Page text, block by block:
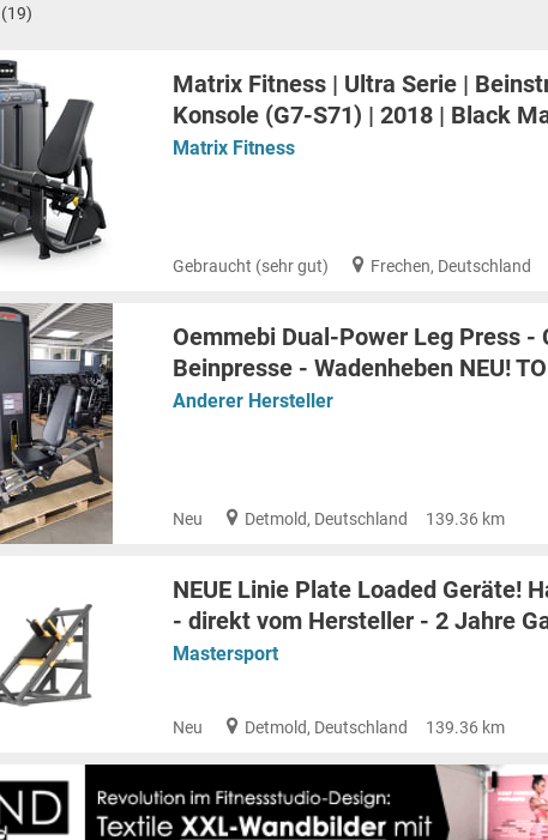
(19)
Matrix Fitness | Ultra Serie |
Konsole (G7-S71) | 2018 | Black
Matrix Fitness
Gebraucht (sehr gut) Frechen, Deutschland
Oemmebi Dual-Power Leg Press -
Beinpresse - Wadenheben NEU!
Anderer Hersteller
Neu Detmold, Deutschland 139.36 km
NEUE Linie Plate Loaded Geräte!
- direkt vom Hersteller - 2 Jahre
Mastersport
Neu Detmold, Deutschland 139.36 km